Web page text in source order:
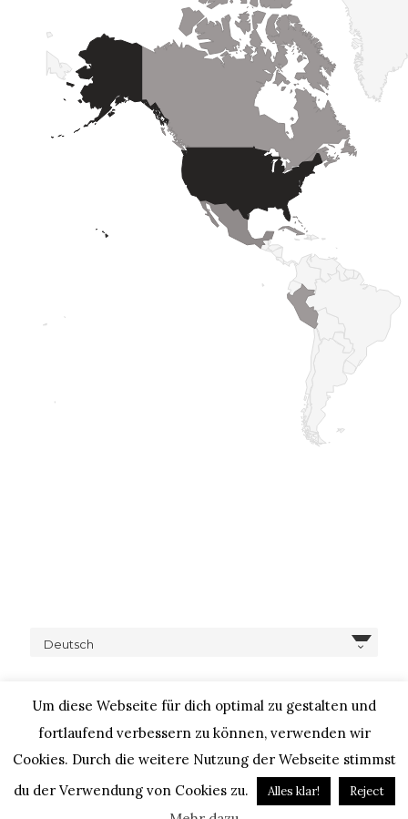
Deutsch
COPYRIGHT © 2020 – IHEARTALICE.COM / TRAVEL,
LIFESTYLE, FOOD & FASHIONBLOG BY ALICE M. HUYNH / ALL
RIGHTS RESERVED / DESIGN BY BLOGGER-BERATUNG
Um diese Webseite für dich optimal zu gestalten und
fortlaufend verbessern zu können, verwenden wir
Cookies. Durch die weitere Nutzung der Webseite stimmst
du der Verwendung von Cookies zu.
Alles klar! Reject